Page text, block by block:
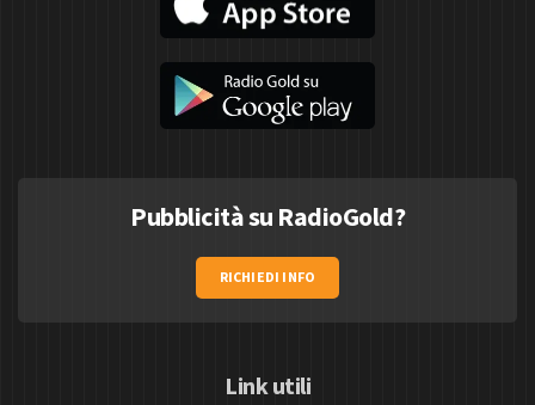
Pubblicità su RadioGold?
RICHIEDI INFO
Link utili